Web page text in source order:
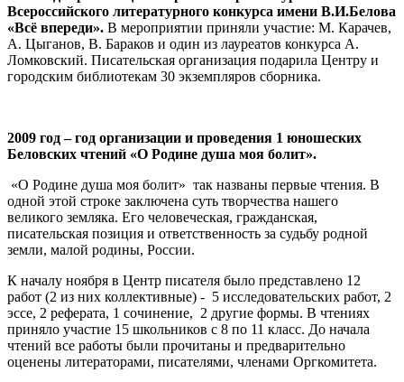
Всероссийского литературного конкурса имени В.И.Белова
«Всё впереди». В мероприятии приняли участие: М. Карачев,
А. Цыганов, В. Бараков и один из лауреатов конкурса А.
Ломковский. Писательская организация подарила Центру и
городским библиотекам 30 экземпляров сборника.
2009 год – год организации и проведения 1 юношеских
Беловских чтений «О Родине душа моя болит».
«О Родине душа моя болит» так названы первые чтения. В
одной этой строке заключена суть творчества нашего
великого земляка. Его человеческая, гражданская,
писательская позиция и ответственность за судьбу родной
земли, малой родины, России.
К началу ноября в Центр писателя было представлено 12
работ (2 из них коллективные) - 5 исследовательских работ, 2
эссе, 2 реферата, 1 сочинение, 2 другие формы. В чтениях
приняло участие 15 школьников с 8 по 11 класс. До начала
чтений все работы были прочитаны и предварительно
оценены литераторами, писателями, членами Оргкомитета.